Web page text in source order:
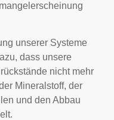
unserer Systeme
dass unsere
nicht mehr
Mineralstoff, der
und den Abbau